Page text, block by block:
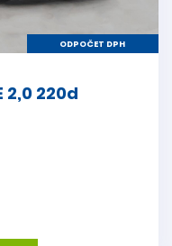
ODPOČET DPH
220d